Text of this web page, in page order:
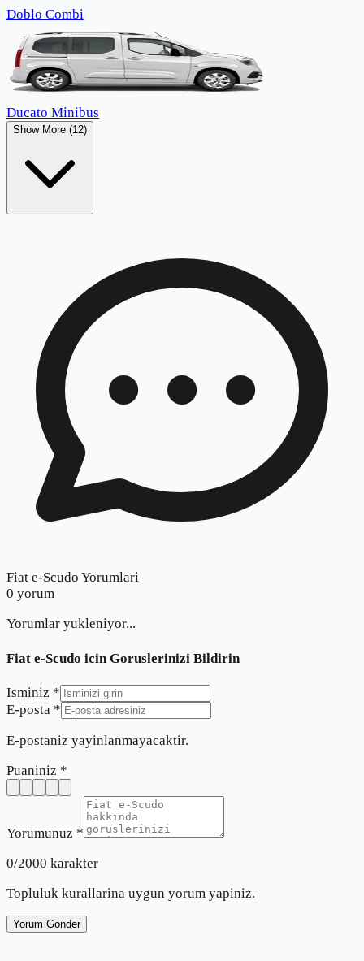
Doblo Combi
Ducato Minibus
Show More (12)
Fiat e-Scudo Yorumlari
0 yorum
Yorumlar yukleniyor...
Fiat e-Scudo icin Goruslerinizi Bildirin
Isminiz *
E-posta *
E-postaniz yayinlanmayacaktir.
Puaniniz *
Yorumunuz *
0/2000 karakter
Topluluk kurallarina uygun yorum yapiniz.
Yorum Gonder